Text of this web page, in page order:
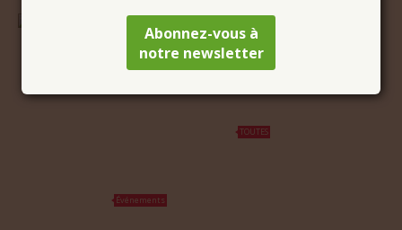
Abonnez-vous à
notre newsletter
Qui sommes-nous ?
TOUTES
Événements